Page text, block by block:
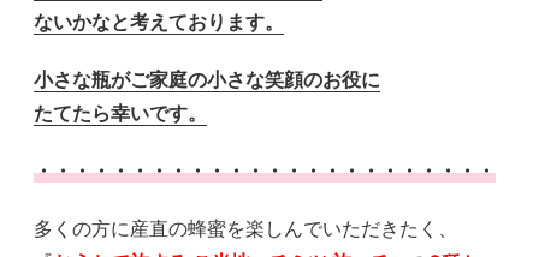
ないかなと考えております。
小さな瓶がご家庭の小さな笑顔のお役に
たてたら幸いです。
・・・・・・・・・・・・・・・・・・・・・・・・
多くの方に産直の蜂蜜を楽しんでいただきたく、